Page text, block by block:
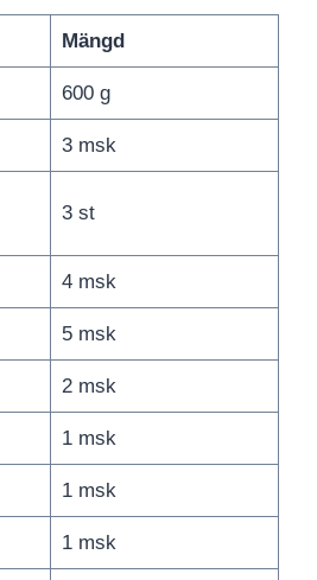
Mängd
600 g
3 msk
3 st
4 msk
5 msk
2 msk
1 msk
1 msk
1 msk